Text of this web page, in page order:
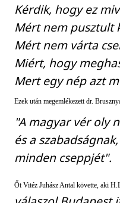
Kérdik, hogy ez
Mért nem pusztult
Mért nem várta
Miért, hogy
Mert egy nép azt
Ezek után megemlékezett dr.
"A magyar vér oly
és a
minden cseppjét".
Őt Vitéz Juhász Antal követte, aki